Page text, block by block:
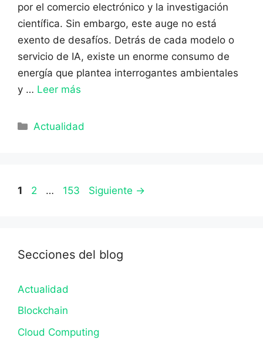
por el comercio electrónico y la investigación
científica. Sin embargo, este auge no está
exento de desafíos. Detrás de cada modelo o
servicio de IA, existe un enorme consumo de
energía que plantea interrogantes ambientales
y … Leer más
Categorías
Actualidad
Página
1 Página
2 … Página
153 Siguiente →
Secciones del blog
Actualidad
Blockchain
Cloud Computing